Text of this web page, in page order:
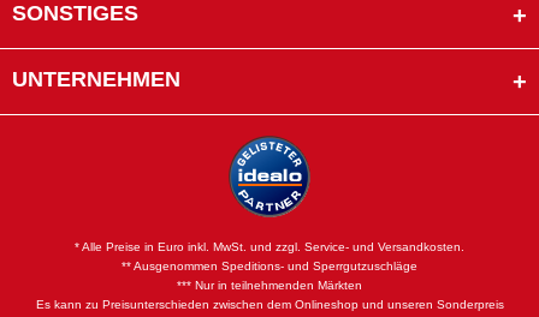
SONSTIGES
UNTERNEHMEN
* Alle Preise in Euro inkl. MwSt. und zzgl. Service- und Versandkosten.
** Ausgenommen Speditions- und Sperrgutzuschläge
*** Nur in teilnehmenden Märkten
Es kann zu Preisunterschieden zwischen dem Onlineshop und unseren Sonderpreis